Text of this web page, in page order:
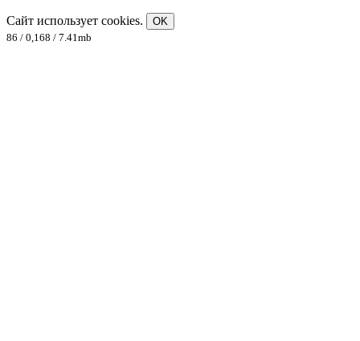
Сайт использует cookies.
OK
86 / 0,168 / 7.41mb